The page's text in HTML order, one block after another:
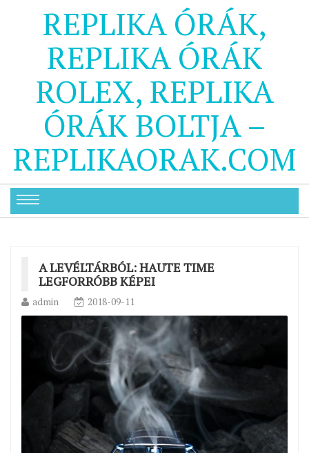
REPLIKA ÓRÁK,
REPLIKA ÓRÁK
ROLEX, REPLIKA
ÓRÁK BOLTJA –
REPLIKAORAK.COM
A LEVÉLTÁRBÓL: HAUTE TIME
LEGFORRÓBB KÉPEI
admin 2018-09-11